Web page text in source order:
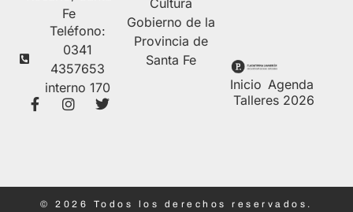
Inicio Agenda
Talleres 2026
Fe
Teléfono:
0341
4357653
interno 170
Gobierno de la
Provincia de
Santa Fe
© 2026 Todos los derechos reservados.